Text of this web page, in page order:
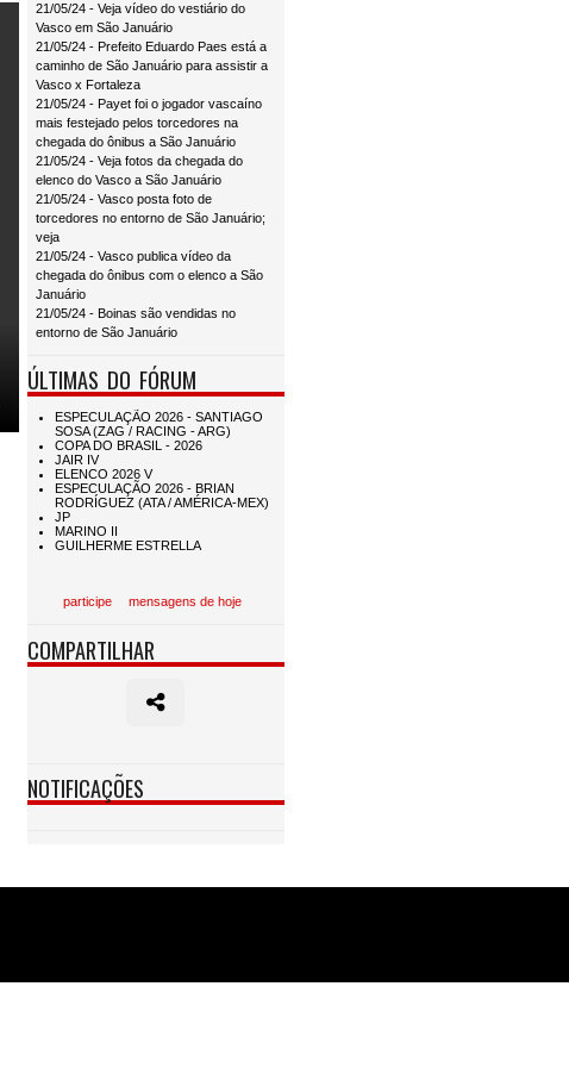
21/05/24 - Veja vídeo do vestiário do
Vasco em São Januário
21/05/24 - Prefeito Eduardo Paes está a
caminho de São Januário para assistir a
Vasco x Fortaleza
21/05/24 - Payet foi o jogador vascaíno
mais festejado pelos torcedores na
chegada do ônibus a São Januário
21/05/24 - Veja fotos da chegada do
elenco do Vasco a São Januário
21/05/24 - Vasco posta foto de
torcedores no entorno de São Januário;
veja
21/05/24 - Vasco publica vídeo da
chegada do ônibus com o elenco a São
Januário
21/05/24 - Boinas são vendidas no
entorno de São Januário
ÚLTIMAS DO FÓRUM
participe mensagens de hoje
COMPARTILHAR
NOTIFICAÇÕES